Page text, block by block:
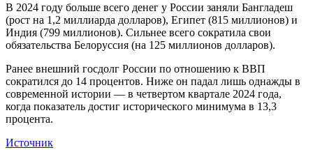
В 2024 году больше всего денег у России заняли Бангладеш
(рост на 1,2 миллиарда долларов), Египет (815 миллионов) и
Индия (799 миллионов). Сильнее всего сократила свои
обязательства Белоруссия (на 125 миллионов долларов).
Ранее внешний госдолг России по отношению к ВВП
сократился до 14 процентов. Ниже он падал лишь однажды в
современной истории — в четвертом квартале 2024 года,
когда показатель достиг исторического минимума в 13,3
процента.
Источник